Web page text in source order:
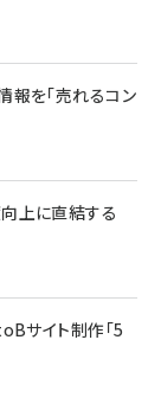
報を「売れるコン
上に直結する
サイト制作「5